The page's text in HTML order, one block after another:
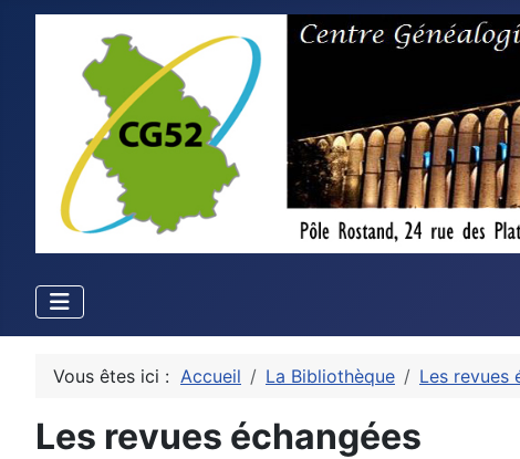
Vous êtes ici : Accueil La Bibliothèque Les revues
Les revues échangées